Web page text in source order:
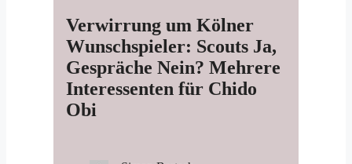
Verwirrung um Kölner
Wunschspieler: Scouts Ja,
Gespräche Nein? Mehrere
Interessenten für Chido
Obi